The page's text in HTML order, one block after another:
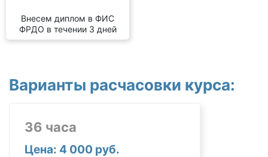
Внесем диплом в ФИС
ФРДО в течении 3 дней
Варианты расчасовки курса:
36 часа
Цена: 4 000 руб.